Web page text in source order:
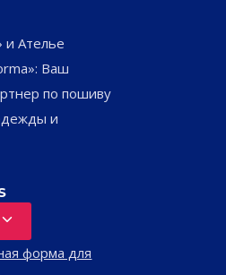
Ателье
Ваш
по пошиву
и
Переключить
форма для